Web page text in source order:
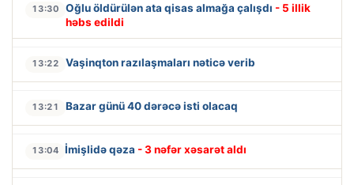
13:30 Oğlu öldürülən ata qisas almağa çalışdı - 5 illik
həbs edildi
13:22 Vaşinqton razılaşmaları nəticə verib
13:21 Bazar günü 40 dərəcə isti olacaq
13:04 İmişlidə qəza - 3 nəfər xəsarət aldı